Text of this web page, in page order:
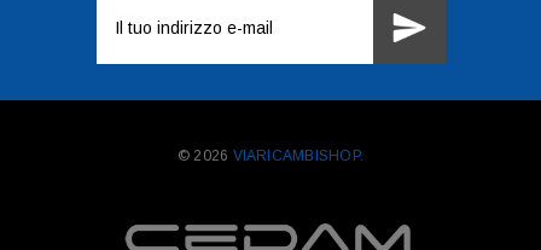
mail
© 2026 VIARICAMBISHOP.